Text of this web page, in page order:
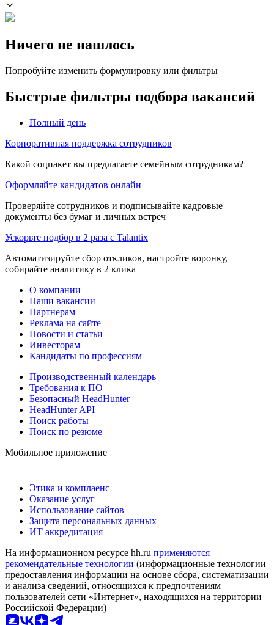
Ничего не нашлось
Попробуйте изменить формулировку или фильтры
Быстрые фильтры подбора вакансий
Полный день
Корпоративная поддержка сотрудников
Какой соцпакет вы предлагаете семейным сотрудникам?
Оформляйте кандидатов онлайн
Проверяйте сотрудников и подписывайте кадровые
документы без бумаг и личных встреч
Ускорьте подбор в 2 раза с Talantix
Автоматизируйте сбор откликов, настройте воронку,
собирайте аналитику в 2 клика
О компании
Наши вакансии
Партнерам
Реклама на сайте
Новости и статьи
Инвесторам
Кандидаты по профессиям
Производственный календарь
Требования к ПО
Безопасный HeadHunter
HeadHunter API
Поиск работы
Поиск по резюме
Мобильное приложение
Этика и комплаенс
Оказание услуг
Использование сайтов
Защита персональных данных
ИТ аккредитация
На информационном ресурсе hh.ru применяются
рекомендательные технологии (информационные технологии
предоставления информации на основе сбора, систематизации
и анализа сведений, относящихся к предпочтениям
пользователей сети «Интернет», находящихся на территории
Российской Федерации)